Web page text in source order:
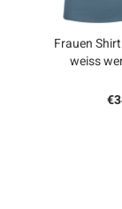
Frauen
weiss